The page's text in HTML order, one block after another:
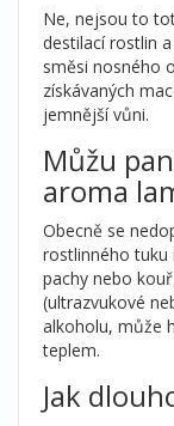
Ne, nejsou to
destilací rostlin
směsi nosného
získávaných
jemnější vůni.
Můžu
aroma
Obecně se
rostlinného
pachy nebo
(ultrazvukové
alkoholu, může
teplem.
Jak